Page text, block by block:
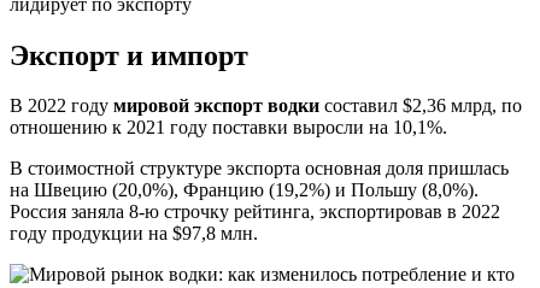
Экспорт и импорт
В 2022 году мировой экспорт водки составил $2,36 млрд, по
отношению к 2021 году поставки выросли на 10,1%.
В стоимостной структуре экспорта основная доля пришлась
на Швецию (20,0%), Францию (19,2%) и Польшу (8,0%).
Россия заняла 8-ю строчку рейтинга, экспортировав в 2022
году продукции на $97,8 млн.